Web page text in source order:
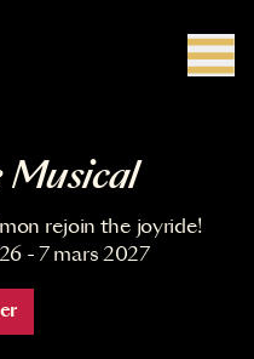
Musical
rejoin the joyride!
- 7 mars 2027